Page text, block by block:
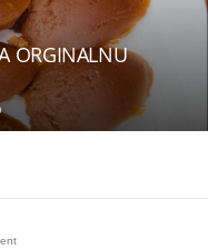
ORGINALNU